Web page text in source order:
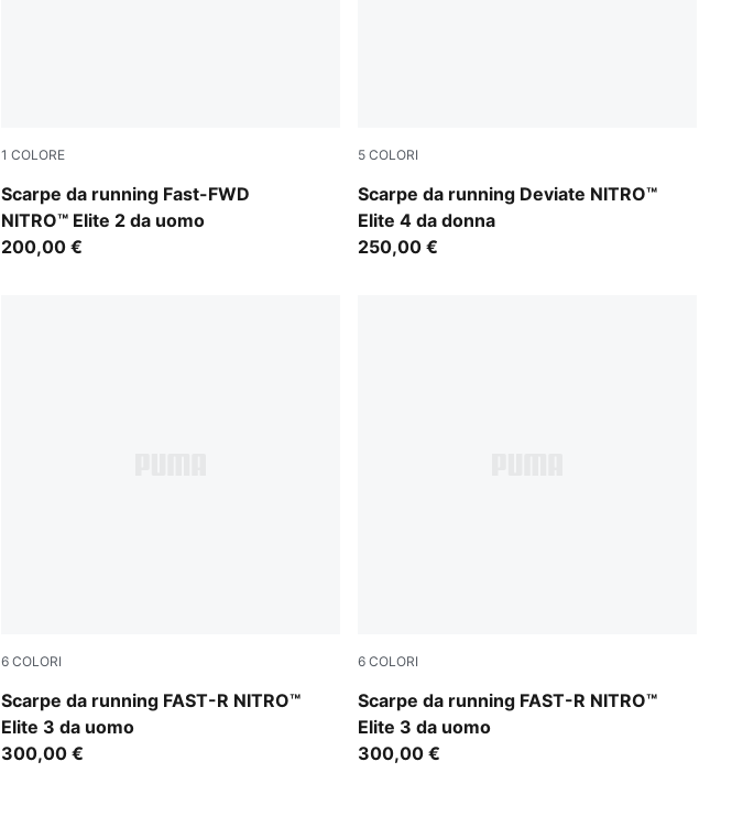
1 COLORE
Scarpe da running Fast-FWD
NITRO™ Elite 2 da uomo
Light Lavender-Ultra Red
200,00 €
5 COLORI
Scarpe da running Deviate NITRO™
Elite 4 da donna
Ultra Red-Inky Depths-PUMA White
250,00 €
6 COLORI
Scarpe da running FAST-R NITRO™
Elite 3 da uomo
PUMA White-Chambray Blue
300,00 €
6 COLORI
Scarpe da running FAST-R NITRO™
Elite 3 da uomo
Ultra Red-Inky Depths
300,00 €